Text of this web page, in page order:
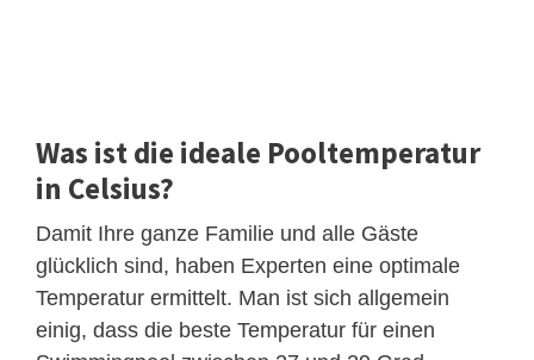
Was ist die ideale Pooltemperatur
in Celsius?
Damit Ihre ganze Familie und alle Gäste
glücklich sind, haben Experten eine optimale
Temperatur ermittelt. Man ist sich allgemein
einig, dass die beste Temperatur für einen